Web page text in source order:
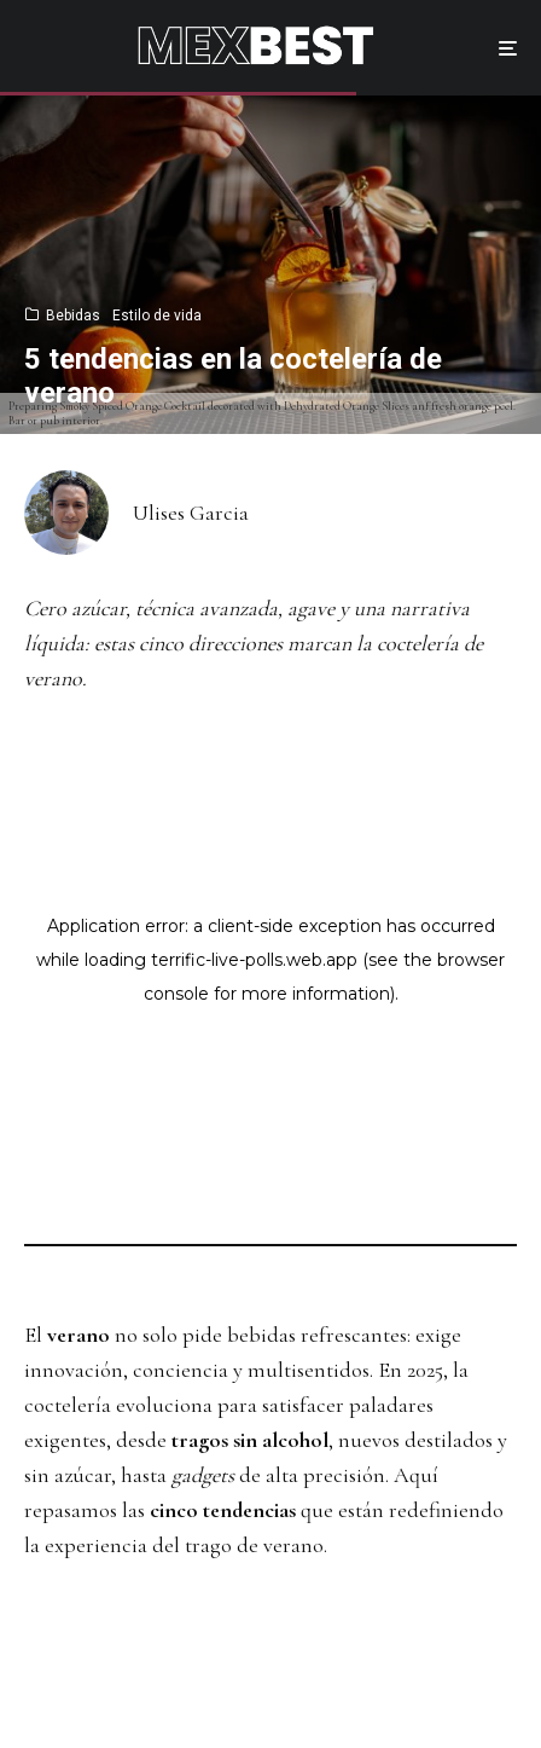
Preparing Smoky Spiced Orange Cocktail decorated with Dehydrated Orange Slices anf fresh orange peel.
Bar or pub interior.
Bebidas Estilo de vida
5 tendencias en la coctelería de
verano
Ulises Garcia
Cero azúcar, técnica avanzada, agave y una narrativa
líquida: estas cinco direcciones marcan la coctelería de
verano.
El verano no solo pide bebidas refrescantes: exige
innovación, conciencia y multisentidos. En 2025, la
coctelería evoluciona para satisfacer paladares
exigentes, desde tragos sin alcohol, nuevos destilados y
sin azúcar, hasta gadgetsde alta precisión. Aquí
repasamos las cinco tendenciasque están redefiniendo
la experiencia del trago de verano.